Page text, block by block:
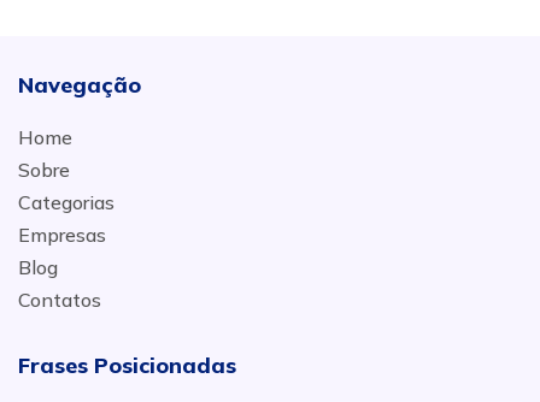
Navegação
Home
Sobre
Categorias
Empresas
Blog
Contatos
Frases Posicionadas